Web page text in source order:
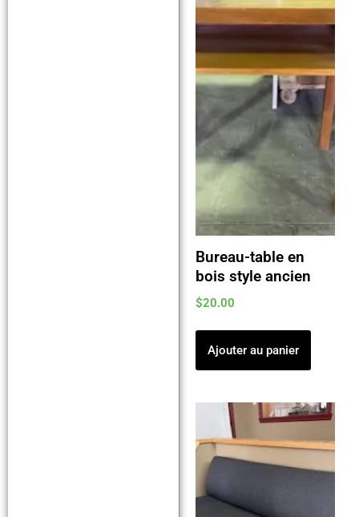
Bureau-table en
bois style ancien
$20.00
Ajouter au panier